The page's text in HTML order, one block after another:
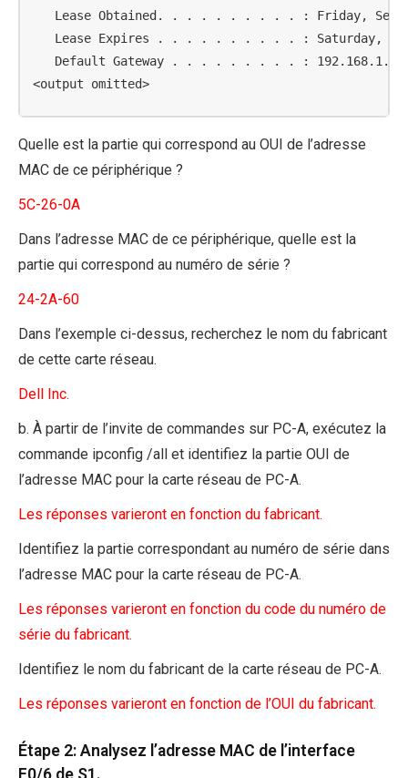
Lease Obtained. . . . . . . . . . : Friday,
Lease Expires . . . . . . . . . . : Saturday,
   Default Gateway . . . . . . . . . : 192.168.1.1
<output omitted>
Quelle est la partie qui correspond au OUI de l’adresse
MAC de ce périphérique ?
5C-26-0A
Dans l’adresse MAC de ce périphérique, quelle est la
partie qui correspond au numéro de série ?
24-2A-60
Dans l’exemple ci-dessus, recherchez le nom du fabricant
de cette carte réseau.
Dell Inc.
b. À partir de l’invite de commandes sur PC-A, exécutez la
commande ipconfig /all et identifiez la partie OUI de
l’adresse MAC pour la carte réseau de PC-A.
Les réponses varieront en fonction du fabricant.
Identifiez la partie correspondant au numéro de série dans
l’adresse MAC pour la carte réseau de PC-A.
Les réponses varieront en fonction du code du numéro de
série du fabricant.
Identifiez le nom du fabricant de la carte réseau de PC-A.
Les réponses varieront en fonction de l’OUI du fabricant.
Étape 2: Analysez l’adresse MAC de l’interface
F0/6 de S1.